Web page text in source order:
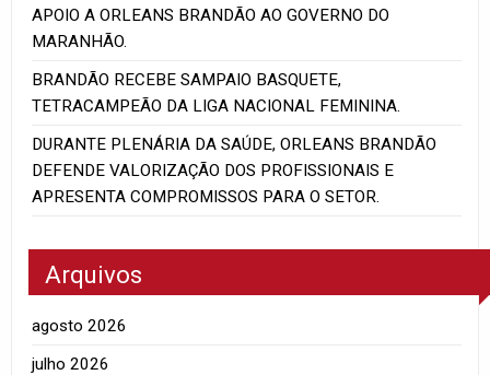
APOIO A ORLEANS BRANDÃO AO GOVERNO DO
MARANHÃO.
BRANDÃO RECEBE SAMPAIO BASQUETE,
TETRACAMPEÃO DA LIGA NACIONAL FEMININA.
DURANTE PLENÁRIA DA SAÚDE, ORLEANS BRANDÃO
DEFENDE VALORIZAÇÃO DOS PROFISSIONAIS E
APRESENTA COMPROMISSOS PARA O SETOR.
Arquivos
agosto 2026
julho 2026